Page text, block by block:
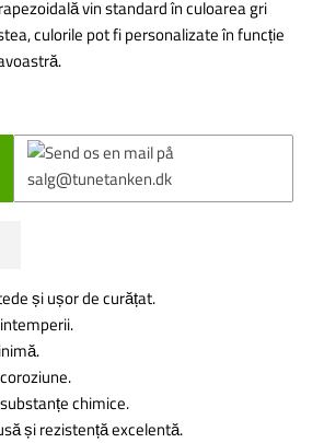
vin standard în culoarea gri
culorile pot fi personalizate în funcție
și ușor de curățat.
chimice.
și rezistență excelentă.